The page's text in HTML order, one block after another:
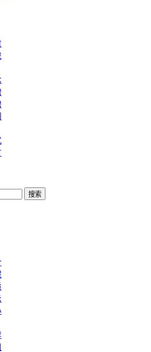
搜索